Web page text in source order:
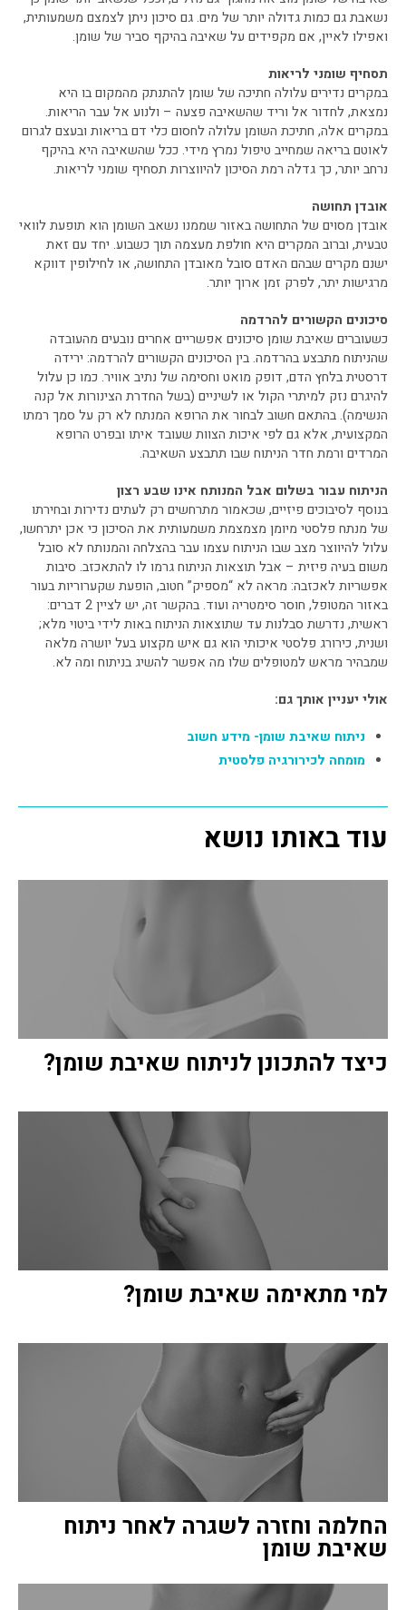
נשאבת גם כמות גדולה יותר של מים. גם סיכון ניתן לצמצם משמעותית,
ואפילו לאיין, אם מקפידים על שאיבה בהיקף סביר של שומן.
תסחיף שומני לריאות
במקרים נדירים עלולה חתיכה של שומן להתנתק מהמקום בו היא
נמצאת, לחדור אל וריד שהשאיבה פצעה – ולנוע אל עבר הריאות.
במקרים אלה, חתיכת השומן עלולה לחסום כלי דם בריאות ובעצם לגרום
לאוטם בריאה שמחייב טיפול נמרץ מידי. ככל שהשאיבה היא בהיקף
נרחב יותר, כך גדלה רמת הסיכון להיווצרות תסחיף שומני לריאות.
אובדן תחושה
אובדן מסוים של התחושה באזור שממנו נשאב השומן הוא תופעת לוואי
טבעית, וברוב המקרים היא חולפת מעצמה תוך כשבוע. יחד עם זאת
ישנם מקרים שבהם האדם סובל מאובדן התחושה, או לחילופין דווקא
מרגישות יתר, לפרק זמן ארוך יותר.
סיכונים הקשורים להרדמה
כשעוברים שאיבת שומן סיכונים אפשריים אחרים נובעים מהעובדה
שהניתוח מתבצע בהרדמה. בין הסיכונים הקשורים להרדמה: ירידה
דרסטית בלחץ הדם, דופק מואט וחסימה של נתיב אוויר. כמו כן עלול
להיגרם נזק למיתרי הקול או לשיניים (בשל החדרת הצינורות אל קנה
הנשימה). בהתאם חשוב לבחור את הרופא המנתח לא רק על סמך רמתו
המקצועית, אלא גם לפי איכות הצוות שעובד איתו ובפרט הרופא
המרדים ורמת חדר הניתוח שבו תתבצע השאיבה.
הניתוח עבור בשלום אבל המנותח אינו שבע רצון
בנוסף לסיבוכים פיזיים, שכאמור מתרחשים רק לעתים נדירות ובחירתו
של מנתח פלסטי מיומן מצמצמת משמעותית את הסיכון כי אכן יתרחשו,
עלול להיווצר מצב שבו הניתוח עצמו עבר בהצלחה והמנותח לא סובל
משום בעיה פיזית – אבל תוצאות הניתוח גרמו לו להתאכזב. סיבות
אפשריות לאכזבה: מראה לא “מספיק” חטוב, הופעת שקערוריות בעור
באזור המטופל, חוסר סימטריה ועוד. בהקשר זה, יש לציין 2 דברים:
ראשית, נדרשת סבלנות עד שתוצאות הניתוח באות לידי ביטוי מלא;
ושנית, כירורג פלסטי איכותי הוא גם איש מקצוע בעל יושרה מלאה
שמבהיר מראש למטופלים שלו מה אפשר להשיג בניתוח ומה לא.
אולי יעניין אותך גם:
ניתוח שאיבת שומן- מידע חשוב
מומחה לכירורגיה פלסטית
עוד באותו נושא
כיצד להתכונן לניתוח שאיבת שומן?
למי מתאימה שאיבת שומן?
החלמה וחזרה לשגרה לאחר ניתוח
שאיבת שומן